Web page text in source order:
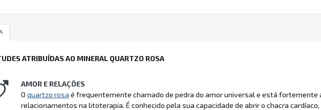
ATRIBUÍDAS AO MINERAL QUARTZO ROSA
AMOR E RELAÇÕES
O quartzo rosa é frequentemente chamado de pedra do amor universal e está fortemente
relacionamentos na litoterapia. É conhecido pela sua capacidade de abrir o chacra